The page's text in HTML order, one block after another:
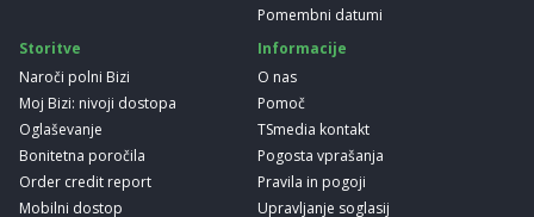
Pomembni datumi
Storitve
Naroči polni Bizi
Moj Bizi: nivoji dostopa
Oglaševanje
Bonitetna poročila
Order credit report
Mobilni dostop
Informacije
O nas
Pomoč
TSmedia kontakt
Pogosta vprašanja
Pravila in pogoji
Upravljanje soglasij